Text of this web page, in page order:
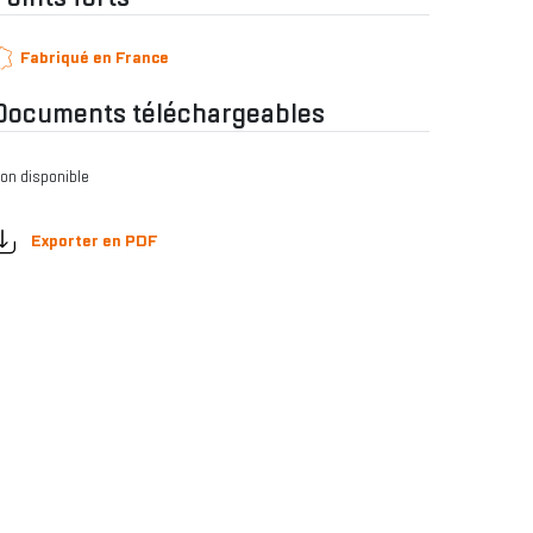
Fabriqué en France
téléchargeables
disponible
Exporter en PDF